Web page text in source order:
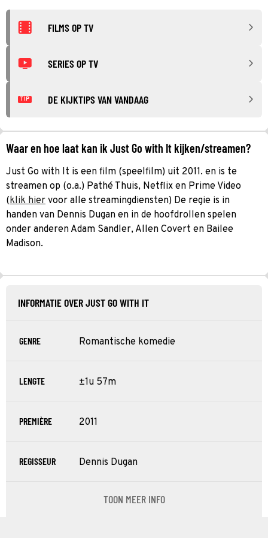
FILMS OP TV
SERIES OP TV
TIP DE KIJKTIPS VAN VANDAAG
Waar en hoe laat kan ik Just Go with It kijken/streamen?
Just Go with It is een film (speelfilm) uit 2011. en is te
streamen op (o.a.) Pathé Thuis, Netflix en Prime Video
(klik hier voor alle streamingdiensten) De regie is in
handen van Dennis Dugan en in de hoofdrollen spelen
onder anderen Adam Sandler, Allen Covert en Bailee
Madison.
INFORMATIE OVER JUST GO WITH IT
GENRE Romantische komedie
LENGTE ±1u 57m
PREMIÈRE 2011
REGISSEUR Dennis Dugan
TOON MEER INFO